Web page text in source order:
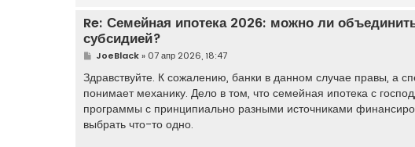
Re: Семейная ипотека 2026: можно ли
субсидией?
С
о
б
щ
е
н
и
JoeBlack» 07 апр 2026, 18:47
Здравствуйте. К сожалению, банки в данном случае правы, а
понимает механику. Дело в том, что семейная ипотека с
программы с принципиально разными источниками
выбрать что-то одно.